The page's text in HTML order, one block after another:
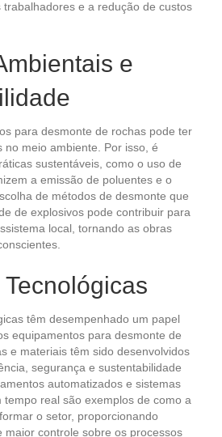
e a redução de custos
e
para desmonte de rochas pode ter
no meio ambiente. Por isso, é
sustentáveis, como o uso de
a emissão de poluentes e o
de métodos de desmonte que
de explosivos pode contribuir para
local, tornando as obras
têm desempenhado um papel
equipamentos para desmonte de
e materiais têm sido desenvolvidos
segurança e sustentabilidade
automatizados e sistemas
real são exemplos de como a
o setor, proporcionando
maior controle sobre os processos